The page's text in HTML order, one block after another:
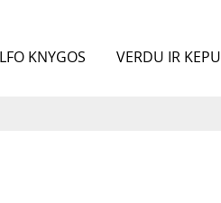
KNYGOS VERDU IR KEPU